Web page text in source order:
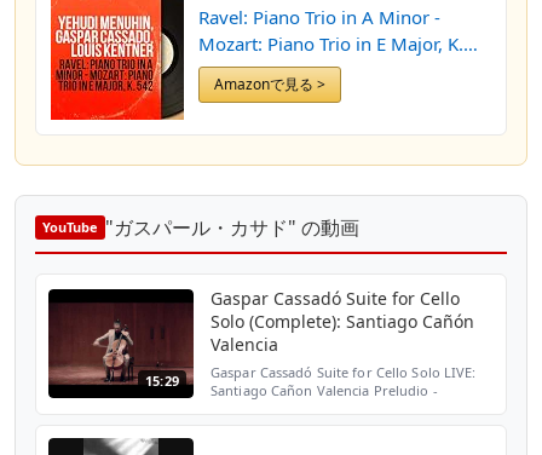
Ravel: Piano Trio in A Minor -
Mozart: Piano Trio in E Major, K.
542 (Stereo Version)
Amazonで見る >
YouTube "ガスパール・カサド" の動画
15:29
Gaspar Cassadó Suite for Cello
Solo (Complete): Santiago Cañón
Valencia
Gaspar Cassadó Suite for Cello Solo LIVE:
Santiago Cañon Valencia Preludio -